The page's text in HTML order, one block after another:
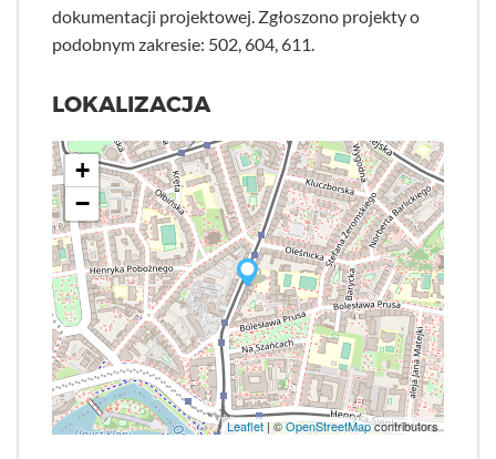
dokumentacji projektowej. Zgłoszono projekty o
podobnym zakresie: 502, 604, 611.
LOKALIZACJA
+
−
Leaflet| ©OpenStreetMapcontributors